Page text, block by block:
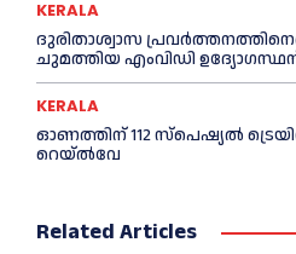
KERALA
ദുരിതാശ്വാസ
ചുമത്തിയ എംവിഡി
KERALA
ഓണത്തിന് 112 സ്പെഷ്യല്‍
റെയ്ല്‍വേ
Related Articles